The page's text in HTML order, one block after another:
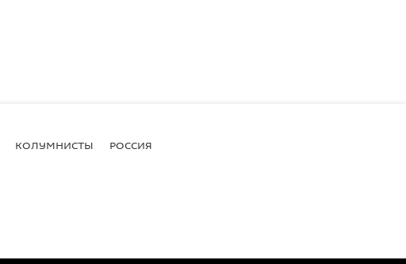
КОЛУМНИСТЫ РОССИЯ